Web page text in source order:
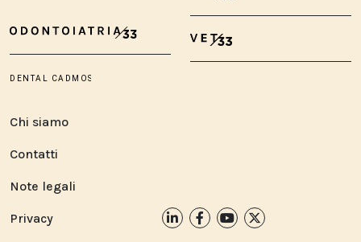
Chi siamo
Contatti
Note legali
Privacy